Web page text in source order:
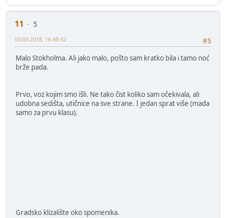
11
5
#5
03-03-2018, 16:49:42
Malo Stokholma. Ali jako malo, pošto sam kratko bila i tamo noć
brže pada.
Prvo, voz kojim smo išli. Ne tako čist koliko sam očekivala, ali
udobna sedišta, utičnice na sve strane. I jedan sprat više (mada
samo za prvu klasu).
Gradsko klizalište oko spomenika.